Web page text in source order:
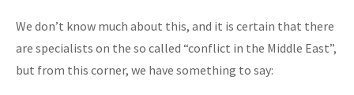
We don’t know much about this, and it is certain that there
are specialists on the so called “conflict in the Middle East”,
but from this corner, we have something to say: